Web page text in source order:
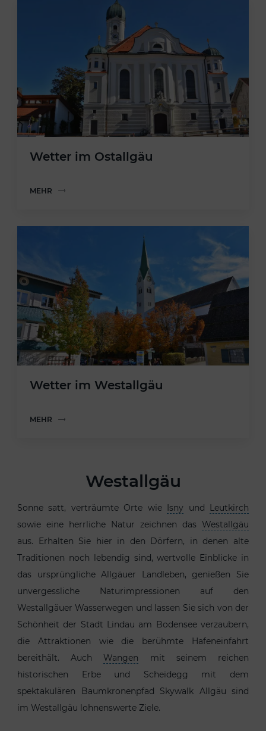
Wetter im Ostallgäu
MEHR
Wetter im Westallgäu
MEHR
Westallgäu
Sonne satt, verträumte Orte wie Isny und Leutkirch
sowie eine herrliche Natur zeichnen das Westallgäu
aus. Erhalten Sie hier in den Dörfern, in denen alte
Traditionen noch lebendig sind, wertvolle Einblicke in
das ursprüngliche Allgäuer Landleben, genießen Sie
unvergessliche Naturimpressionen auf den
Westallgäuer Wasserwegen und lassen Sie sich von der
Schönheit der Stadt Lindau am Bodensee verzaubern,
die Attraktionen wie die berühmte Hafeneinfahrt
bereithält. Auch Wangen mit seinem reichen
historischen Erbe und Scheidegg mit dem
spektakulären Baumkronenpfad Skywalk Allgäu sind
im Westallgäu lohnenswerte Ziele.